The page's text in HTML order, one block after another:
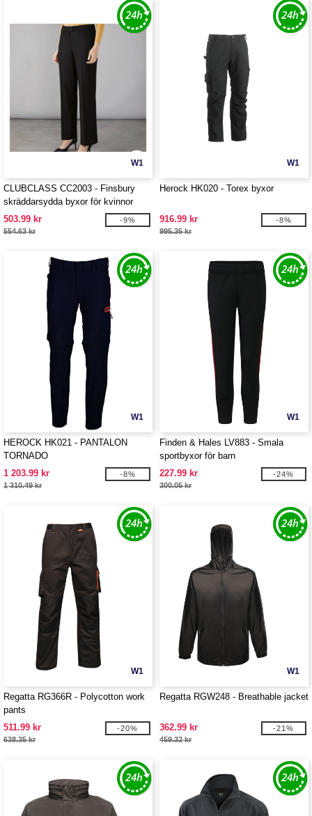
W1
CLUBCLASS CC2003 - Finsbury
skräddarsydda byxor för kvinnor
503.99 kr
554.63 kr
-9%
W1
Herock HK020 - Torex byxor
916.99 kr
995.35 kr
-8%
W1
HEROCK HK021 - PANTALON
TORNADO
1 203.99 kr
1 310.49 kr
-8%
W1
Finden & Hales LV883 - Smala
sportbyxor för barn
227.99 kr
300.05 kr
-24%
W1
Regatta RG366R - Polycotton work
pants
511.99 kr
638.35 kr
-20%
W1
Regatta RGW248 - Breathable jacket
362.99 kr
459.32 kr
-21%